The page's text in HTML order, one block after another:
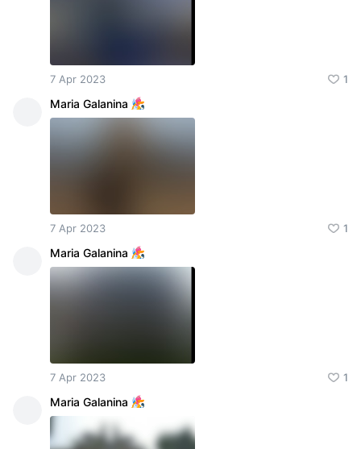
7 Apr 2023 1
Maria Galanina
7 Apr 2023 1
Maria Galanina
7 Apr 2023 1
Maria Galanina